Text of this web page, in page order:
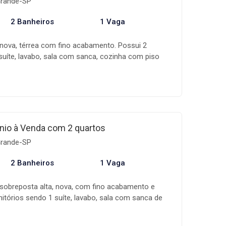
bem distribuído e pronto para morar, esta é
2 Banheiros 1 Vaga
térrea com fino acabamento. Possui 2
lavabo, sala com sanca, cozinha com piso
corretores !!
à Venda com 2 quartos
SP
2 Banheiros 1 Vaga
alta, nova, com fino acabamento e
sendo 1 suíte, lavabo, sala com sanca de
localização, próximo da praia, venha conferir !!